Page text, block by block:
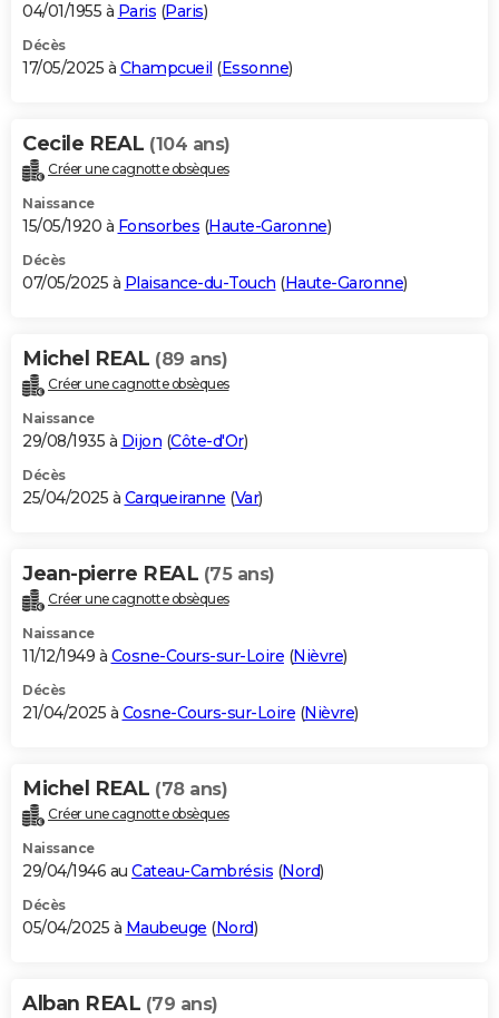
04/01/1955 à Paris (Paris)
Décès
17/05/2025 à Champcueil (Essonne)
Cecile REAL (104 ans)
Créer une cagnotte obsèques
Naissance
15/05/1920 à Fonsorbes (Haute-Garonne)
Décès
07/05/2025 à Plaisance-du-Touch (Haute-Garonne)
Michel REAL (89 ans)
Créer une cagnotte obsèques
Naissance
29/08/1935 à Dijon (Côte-d'Or)
Décès
25/04/2025 à Carqueiranne (Var)
Jean-pierre REAL (75 ans)
Créer une cagnotte obsèques
Naissance
11/12/1949 à Cosne-Cours-sur-Loire (Nièvre)
Décès
21/04/2025 à Cosne-Cours-sur-Loire (Nièvre)
Michel REAL (78 ans)
Créer une cagnotte obsèques
Naissance
29/04/1946 au Cateau-Cambrésis (Nord)
Décès
05/04/2025 à Maubeuge (Nord)
Alban REAL (79 ans)